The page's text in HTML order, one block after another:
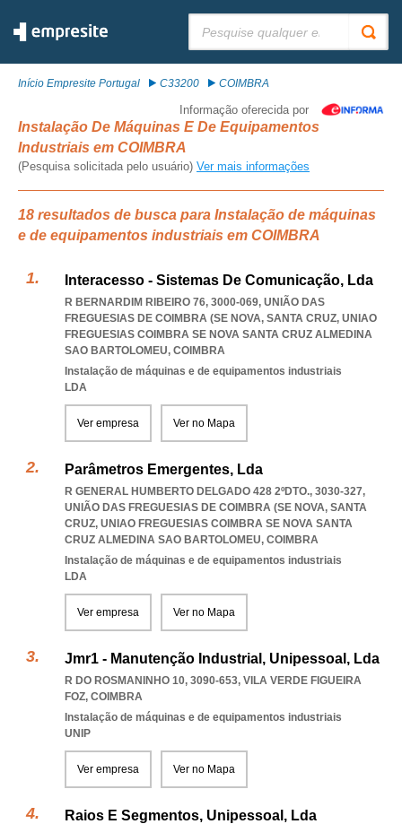
Início Empresite Portugal C33200 COIMBRA
Informação oferecida por
Instalação De Máquinas E De Equipamentos
Industriais em COIMBRA
(Pesquisa solicitada pelo usuário) Ver mais informações
18 resultados de busca para Instalação de máquinas
e de equipamentos industriais em COIMBRA
Interacesso - Sistemas De Comunicação, Lda
R BERNARDIM RIBEIRO 76, 3000-069, UNIÃO DAS
FREGUESIAS DE COIMBRA (SE NOVA, SANTA CRUZ, UNIAO
FREGUESIAS COIMBRA SE NOVA SANTA CRUZ ALMEDINA
SAO BARTOLOMEU, COIMBRA
Instalação de máquinas e de equipamentos industriais
LDA
Ver empresa Ver no Mapa
Parâmetros Emergentes, Lda
R GENERAL HUMBERTO DELGADO 428 2ºDTO., 3030-327,
UNIÃO DAS FREGUESIAS DE COIMBRA (SE NOVA, SANTA
CRUZ, UNIAO FREGUESIAS COIMBRA SE NOVA SANTA
CRUZ ALMEDINA SAO BARTOLOMEU, COIMBRA
Instalação de máquinas e de equipamentos industriais
LDA
Ver empresa Ver no Mapa
Jmr1 - Manutenção Industrial, Unipessoal, Lda
R DO ROSMANINHO 10, 3090-653, VILA VERDE FIGUEIRA
FOZ, COIMBRA
Instalação de máquinas e de equipamentos industriais
UNIP
Ver empresa Ver no Mapa
Raios E Segmentos, Unipessoal, Lda